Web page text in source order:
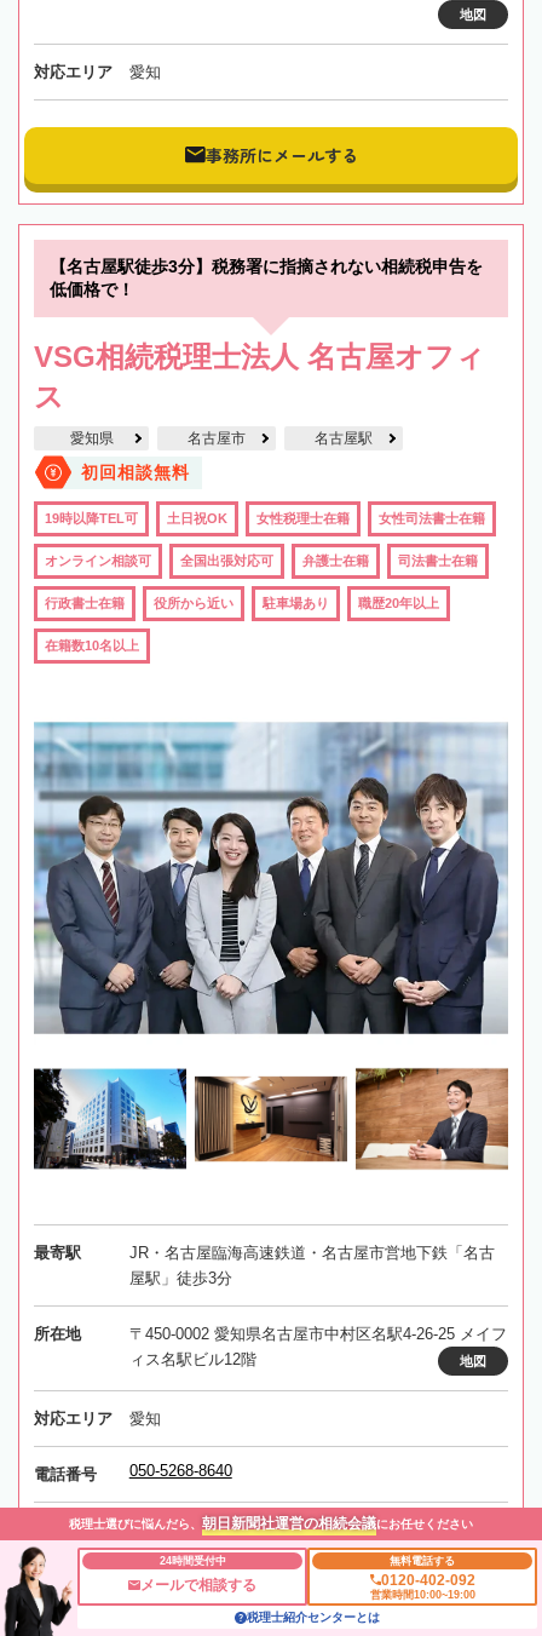
地図
対応エリア 愛知
事務所にメールする
【名古屋駅徒歩3分】税務署に指摘されない相続税申告を
低価格で！
VSG相続税理士法人 名古屋オフィ
ス
愛知県 名古屋市 名古屋駅
初回相談無料
19時以降TEL可 土日祝OK 女性税理士在籍 女性司法書士在籍
オンライン相談可 全国出張対応可 弁護士在籍 司法書士在籍
行政書士在籍 役所から近い 駐車場あり 職歴20年以上
在籍数10名以上
最寄駅
JR・名古屋臨海高速鉄道・名古屋市営地下鉄「名古
屋駅」徒歩3分
所在地
〒450-0002 愛知県名古屋市中村区名駅4-26-25 メイフ
ィス名駅ビル12階
地図
対応エリア 愛知
電話番号 050-5268-8640
事務所に電話する 事務所にメールする
税理士選びに悩んだら、 朝日新聞社運営の相続会議にお任せください
24時間受付中
メールで相談する
無料電話する
0120-402-092
営業時間10:00~19:00
税理士紹介センターとは